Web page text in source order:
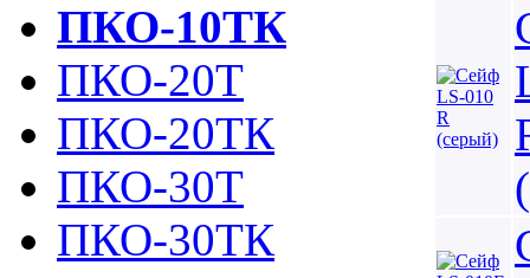
ПКО-10ТК
ПКО-20Т
ПКО-20ТК
ПКО-30Т
ПКО-30ТК